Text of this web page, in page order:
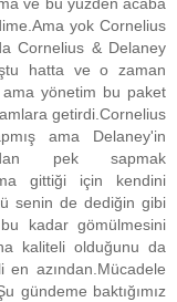
yok Cornelius
Cornelius & Delaney
hatta ve o zaman
yönetim bu paket
getirdi.Cornelius
ama Delaney'in
pek sapmak
gittiği için kendini
senin de dediğin gibi
bu kadar gömülmesini
kaliteli olduğunu da
azından.Mücadele
gündeme baktığımız